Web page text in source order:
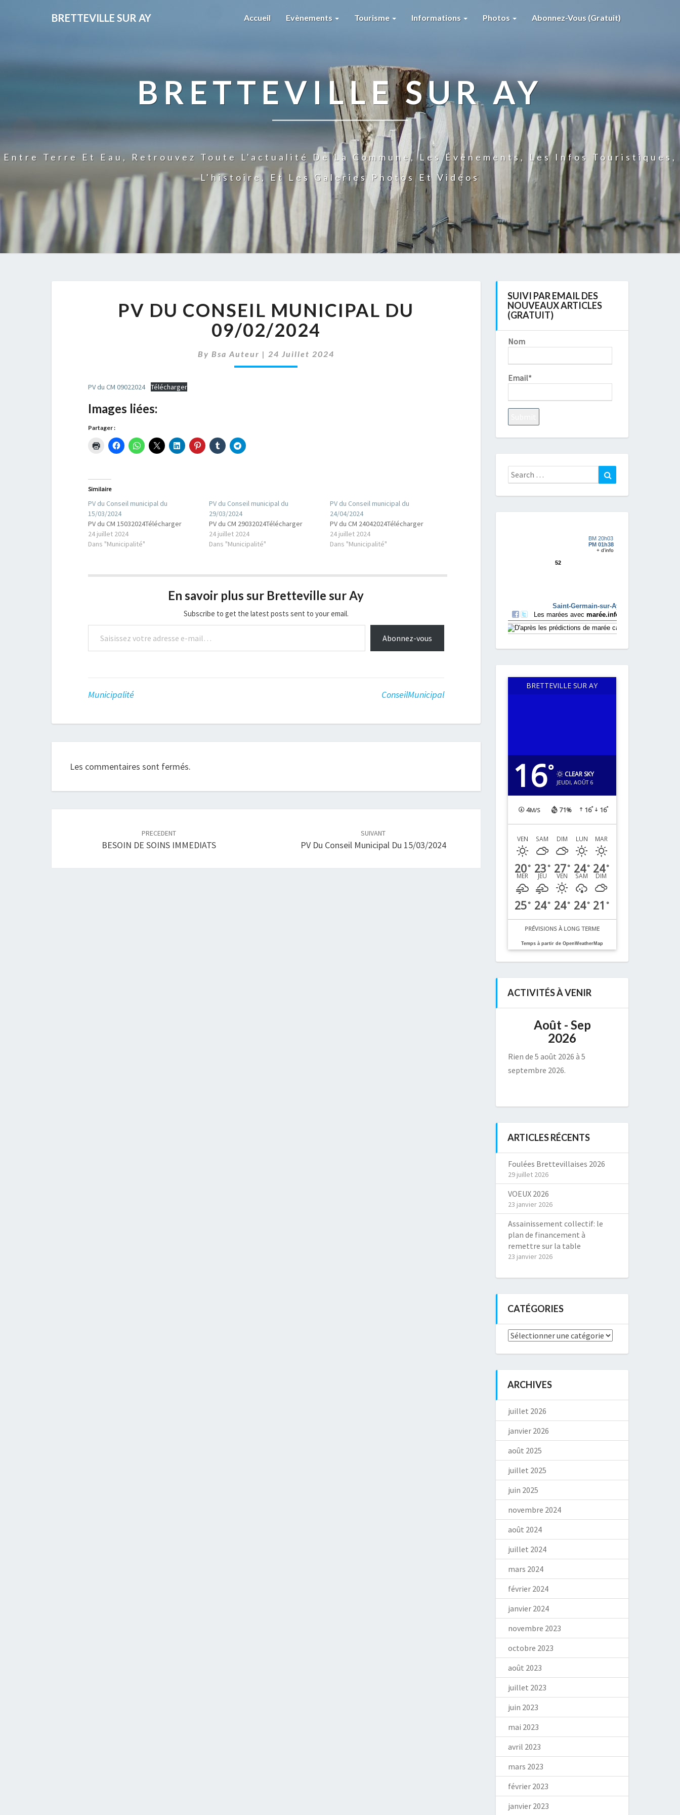
BRETTEVILLE SUR AY Accueil Evènements Tourisme Informations Photos Abonnez-Vous (gratuit)
BRETTEVILLE SUR AY
Entre Terre Et Eau, Retrouvez Toute L'actualité De La Commune, Les Évènements, Les Infos Touristiques,
L'histoire, Et Les Galeries Photos Et Vidéos
DU
CONSEIL
MUNICIPAL
09/02/2024
PV DU CONSEIL MUNICIPAL DU
09/02/2024
By Bsa Auteur | 24 Juillet 2024
PV du CM 09022024 Télécharger
Images liées:
Partager :
Similaire
PV du Conseil municipal du
15/03/2024
PV du CM 15032024Télécharger
24 juillet 2024
Dans "Municipalité"
PV du Conseil municipal du
29/03/2024
PV du CM 29032024Télécharger
24 juillet 2024
Dans "Municipalité"
PV du Conseil municipal du
24/04/2024
PV du CM 24042024Télécharger
24 juillet 2024
Dans "Municipalité"
En savoir plus sur Bretteville sur Ay
Subscribe to get the latest posts sent to your email.
Saisissez votre adresse e-mail…
Abonnez-vous
Municipalité ConseilMunicipal
Les commentaires sont fermés.
PRECEDENT
BESOIN DE SOINS IMMEDIATS
SUIVANT
PV Du Conseil Municipal Du 15/03/2024
SUIVI PAR EMAIL DES
NOUVEAUX ARTICLES
(GRATUIT)
Nom
Email*
Search
for:
BRETTEVILLE SUR AY
16° CLEAR SKY
JEUDI, AOÛT 6
4M/S 71% 16° 16°
VEN
20°
SAM
23 °
DIM
27°
LUN
24°
MAR
24°
MER
25°
JEU
24°
VEN
24°
SAM
24°
DIM
21 °
PRÉVISIONS À LONG TERME
Temps à partir de OpenWeatherMap
ACTIVITÉS À VENIR
Août - Sep
2026
Rien de 5 août 2026 à 5
septembre 2026.
ARTICLES RÉCENTS
Foulées Brettevillaises 2026
29 juillet 2026
VOEUX 2026
23 janvier 2026
Assainissement collectif: le
plan de financement à
remettre sur la table
23 janvier 2026
CATÉGORIES
Catégories
ARCHIVES
juillet 2026
janvier 2026
août 2025
juillet 2025
juin 2025
novembre 2024
août 2024
juillet 2024
mars 2024
février 2024
janvier 2024
novembre 2023
octobre 2023
août 2023
juillet 2023
juin 2023
mai 2023
avril 2023
mars 2023
février 2023
janvier 2023